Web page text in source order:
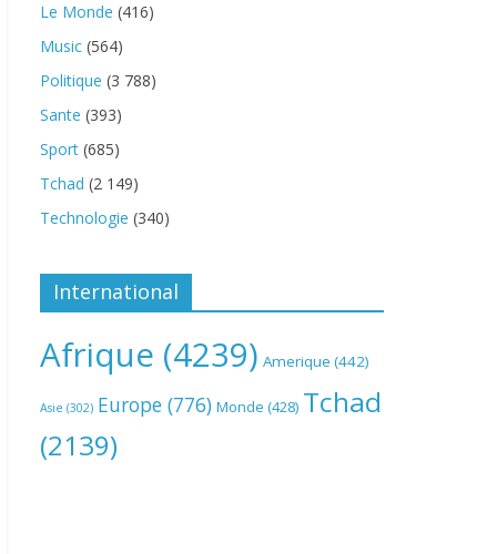
Le Monde (416)
Music (564)
Politique (3 788)
Sante (393)
Sport (685)
Tchad (2 149)
Technologie (340)
International
Afrique (4239) Amerique (442)
Asie (302) Europe (776) Monde (428) Tchad
(2139)